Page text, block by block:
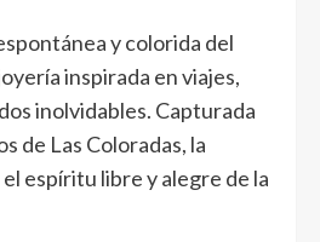
y colorida del
inspirada en viajes,
inolvidables. Capturada
de Las Coloradas, la
espíritu libre y alegre de la